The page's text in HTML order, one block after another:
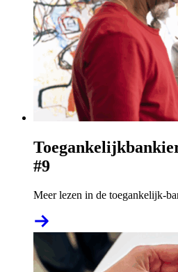
#9
Meer lezen in de toegankelijk-